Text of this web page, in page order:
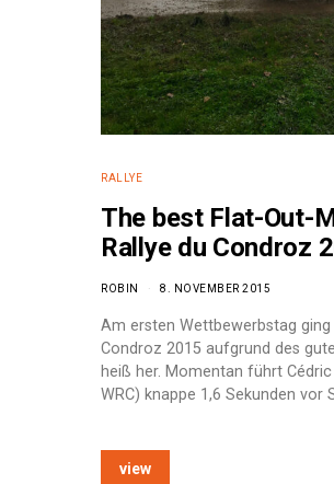
RALLYE
The best Flat-Out-
Rallye du Condroz
ROBIN 8. NOVEMBER 2015
Am ersten Wettbewerbstag ging
Condroz 2015 aufgrund des
heiß her. Momentan führt
WRC) knappe 1,6 Sekunden vor
view